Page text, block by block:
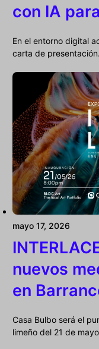
con IA
En el entorno digital
carta de
mayo 17, 2026
nuevos
en
Casa Bulbo será el
limeño del 21 de